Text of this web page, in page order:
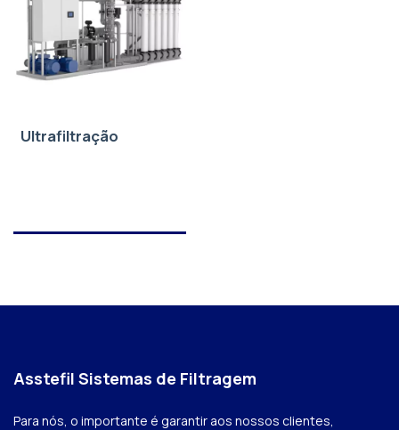
Ultrafiltração
Asstefil Sistemas de Filtragem
Para nós, o importante é garantir aos nossos clientes,